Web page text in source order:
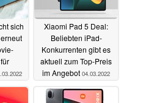
sich
Xiaomi Pad 5 Deal:
Beliebten iPad-
Konkurrenten gibt es
aktuell zum Top-Preis
im Angebot 04.03.2022